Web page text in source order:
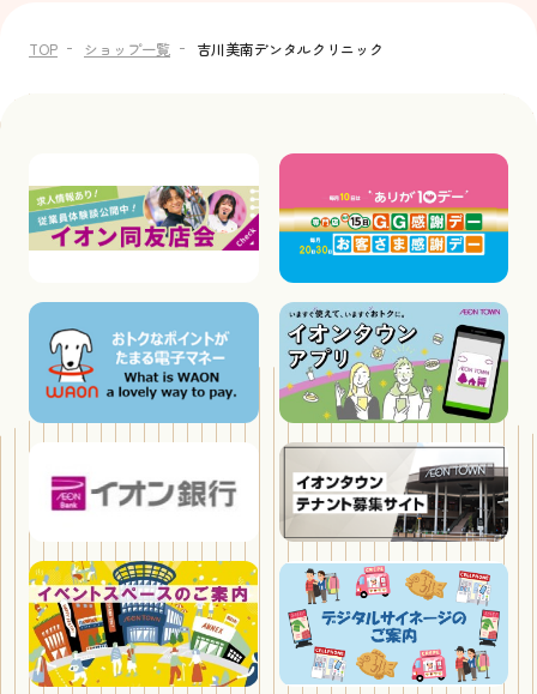
TOP ショップ一覧 吉川美南デンタルクリニック